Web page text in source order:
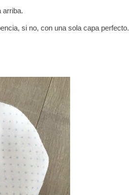
arriba.
si no, con una sola capa perfecto.